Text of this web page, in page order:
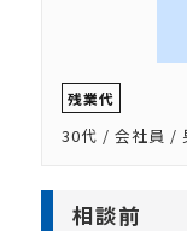
残業代
30代 / 会社員 /
相談前